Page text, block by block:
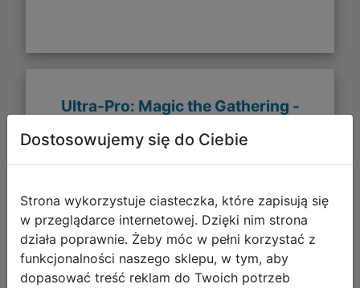
Ultra-Pro: Magic the Gathering -
V1 (100)
Dostosowujemy się do Ciebie
Strona wykorzystuje ciasteczka, które zapisują się
w przeglądarce internetowej. Dzięki nim strona
działa poprawnie. Żeby móc w pełni korzystać z
funkcjonalności naszego sklepu, w tym, aby
dopasować treść reklam do Twoich potrzeb